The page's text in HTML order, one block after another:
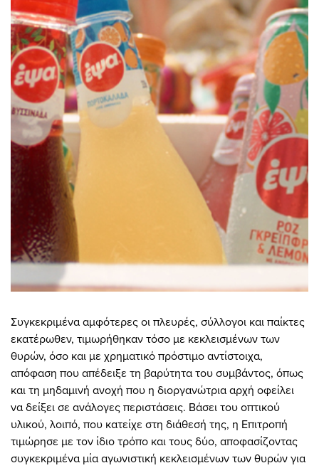
Συγκεκριμένα αμφότερες οι πλευρές, σύλλογοι και παίκτες
εκατέρωθεν, τιμωρήθηκαν τόσο με κεκλεισμένων των
θυρών, όσο και με χρηματικό πρόστιμο αντίστοιχα,
απόφαση που απέδειξε τη βαρύτητα του συμβάντος, όπως
και τη μηδαμινή ανοχή που η διοργανώτρια αρχή οφείλει
να δείξει σε ανάλογες περιστάσεις. Βάσει του οπτικού
υλικού, λοιπό, που κατείχε στη διάθεσή της, η Επιτροπή
τιμώρησε με τον ίδιο τρόπο και τους δύο, αποφασίζοντας
συγκεκριμένα μία αγωνιστική κεκλεισμένων των θυρών για